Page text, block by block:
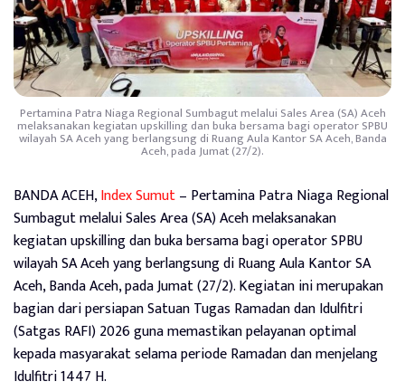
Pertamina Patra Niaga Regional Sumbagut melalui Sales Area (SA) Aceh
melaksanakan kegiatan upskilling dan buka bersama bagi operator SPBU
wilayah SA Aceh yang berlangsung di Ruang Aula Kantor SA Aceh, Banda
Aceh, pada Jumat (27/2).
BANDA ACEH,Index Sumut– Pertamina Patra Niaga Regional
Sumbagut melalui Sales Area (SA) Aceh melaksanakan
kegiatan upskilling dan buka bersama bagi operator SPBU
wilayah SA Aceh yang berlangsung di Ruang Aula Kantor SA
Aceh, Banda Aceh, pada Jumat (27/2). Kegiatan ini merupakan
bagian dari persiapan Satuan Tugas Ramadan dan Idulfitri
(Satgas RAFI) 2026 guna memastikan pelayanan optimal
kepada masyarakat selama periode Ramadan dan menjelang
Idulfitri 1447 H.